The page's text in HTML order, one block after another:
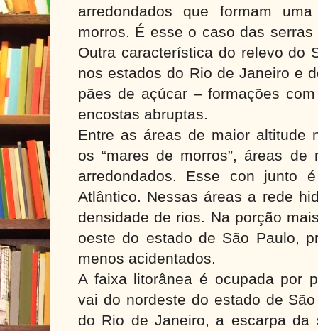
arredondados que formam
morros. É esse o caso das
Outra característica do relevo do
nos estados do Rio de Janeiro e
pães de açúcar – formações
encostas abruptas.
Entre as áreas de maior altitude
os “mares de morros”, áreas de
arredondados. Esse con junto
Atlântico. Nessas áreas a rede
densidade de rios. Na porção
oeste do estado de São Paulo,
menos acidentados.
A faixa litorânea é ocupada por
vai do nordeste do estado de
do Rio de Janeiro, a escarpa da